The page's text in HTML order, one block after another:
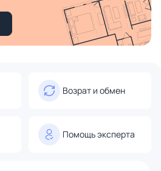
Возрат и обмен
Помощь эксперта